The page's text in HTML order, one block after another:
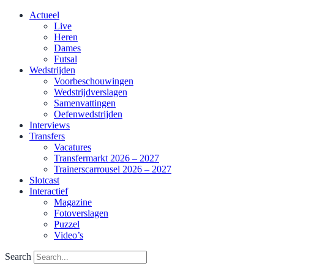
Actueel
Live
Heren
Dames
Futsal
Wedstrijden
Voorbeschouwingen
Wedstrijdverslagen
Samenvattingen
Oefenwedstrijden
Interviews
Transfers
Vacatures
Transfermarkt 2026 – 2027
Trainerscarrousel 2026 – 2027
Slotcast
Interactief
Magazine
Fotoverslagen
Puzzel
Video’s
Search